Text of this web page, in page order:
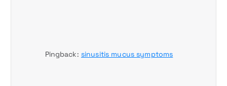
Pingback: sinusitis mucus symptoms